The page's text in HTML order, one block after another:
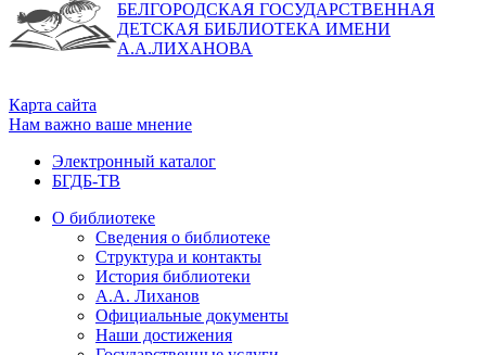
БЕЛГОРОДСКАЯ ГОСУДАРСТВЕННАЯ
ДЕТСКАЯ БИБЛИОТЕКА ИМЕНИ
А.А.ЛИХАНОВА
Карта сайта
Нам важно ваше мнение
Электронный каталог
БГДБ-ТВ
О библиотеке
Сведения о библиотеке
Структура и контакты
История библиотеки
А.А. Лиханов
Официальные документы
Наши достижения